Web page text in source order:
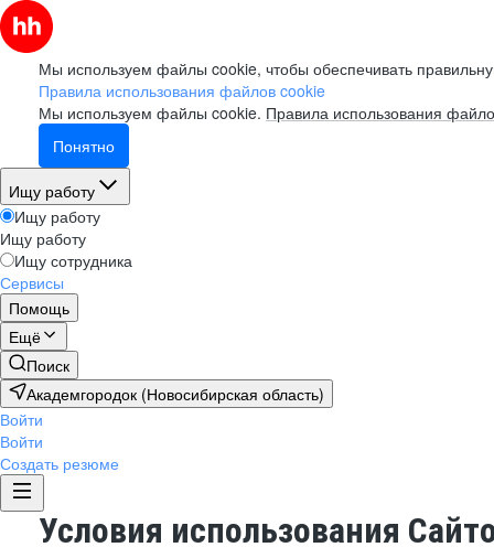
Мы используем файлы cookie, чтобы обеспечивать
Правила использования файлов cookie
Мы используем файлы cookie. Правила использования
Понятно
Ищу работу
Ищу работу
Ищу работу
Ищу сотрудника
Сервисы
Помощь
Ещё
Поиск
Академгородок (Новосибирская область)
Войти
Войти
Создать резюме
Условия использования